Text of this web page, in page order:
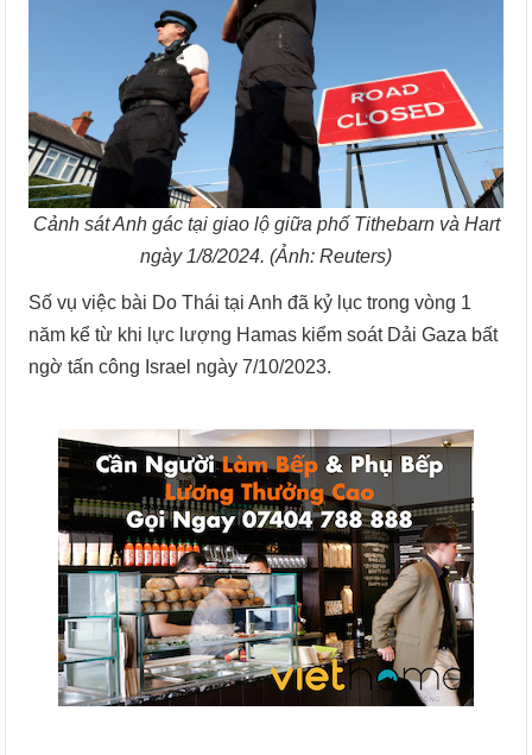
Cảnh sát Anh gác tại giao lộ giữa phố Tithebarn và Hart
ngày 1/8/2024. (Ảnh: Reuters)
Số vụ việc bài Do Thái tại Anh đã kỷ lục trong vòng 1
năm kể từ khi lực lượng Hamas kiểm soát Dải Gaza bất
ngờ tấn công Israel ngày 7/10/2023.